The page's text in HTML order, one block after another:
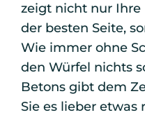
zeigt nicht nur Ihre
der besten Seite,
Wie immer ohne
den Würfel nichts
Betons gibt dem
Sie es lieber etwas